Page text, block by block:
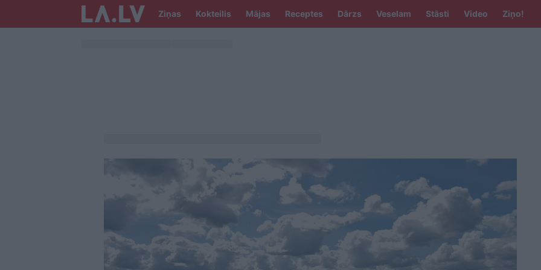
Ziņas Kokteilis Mājas Receptes Dārzs Veselam Stāsti Video Ziņo!